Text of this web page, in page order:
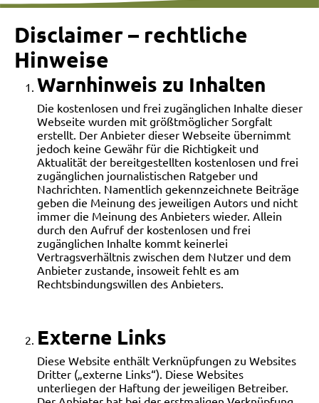
Disclaimer – rechtliche
Hinweise​
Warnhinweis zu Inhalten
Die kostenlosen und frei zugänglichen Inhalte dieser
Webseite wurden mit größtmöglicher Sorgfalt
erstellt. Der Anbieter dieser Webseite übernimmt
jedoch keine Gewähr für die Richtigkeit und
Aktualität der bereitgestellten kostenlosen und frei
zugänglichen journalistischen Ratgeber und
Nachrichten. Namentlich gekennzeichnete Beiträge
geben die Meinung des jeweiligen Autors und nicht
immer die Meinung des Anbieters wieder. Allein
durch den Aufruf der kostenlosen und frei
zugänglichen Inhalte kommt keinerlei
Vertragsverhältnis zwischen dem Nutzer und dem
Anbieter zustande, insoweit fehlt es am
Rechtsbindungswillen des Anbieters.
Externe Links
Diese Website enthält Verknüpfungen zu Websites
Dritter („externe Links“). Diese Websites
unterliegen der Haftung der jeweiligen Betreiber.